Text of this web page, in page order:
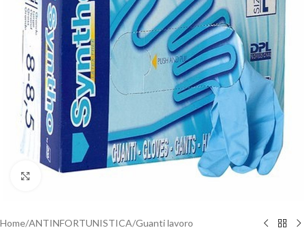
Clicca per ingrandire
Home/ANTINFORTUNISTICA/Guanti lavoro